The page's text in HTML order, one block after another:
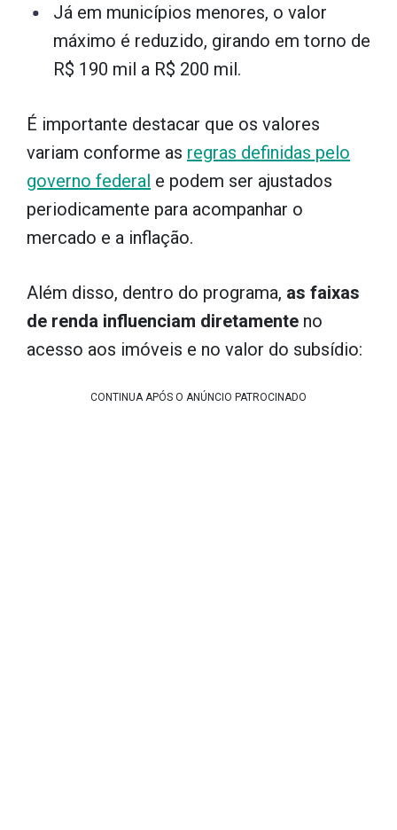
Já em municípios menores, o valor
máximo é reduzido, girando em torno de
R$ 190 mil a R$ 200 mil.
É importante destacar que os valores
variam conforme as regras definidas pelo
governo federal e podem ser ajustados
periodicamente para acompanhar o
mercado e a inflação.
Além disso, dentro do programa, as faixas
de renda influenciam diretamente no
acesso aos imóveis e no valor do subsídio:
CONTINUA APÓS O ANÚNCIO PATROCINADO